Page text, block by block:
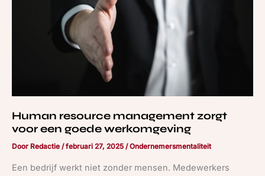
Human resource management zorgt
voor een goede werkomgeving
Door Redactie /februari 27, 2025 /Ondernemersmentaliteit
Een bedrijf werkt niet zonder mensen. Medewerkers
werkomgeving